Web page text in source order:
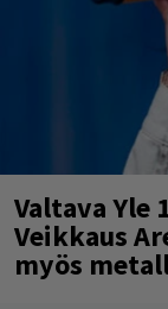
Valtava Yle
Veikkaus
myös